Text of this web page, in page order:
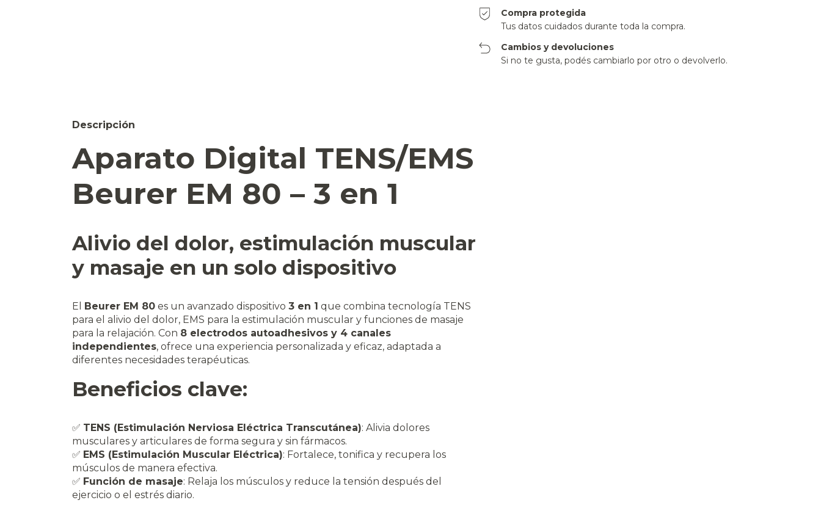
Compra protegida
Tus datos cuidados durante toda la compra.
Cambios y devoluciones
Si no te gusta, podés cambiarlo por otro o devolverlo.
Descripción
Aparato Digital TENS/EMS
Beurer EM 80 – 3 en 1
Alivio del dolor, estimulación muscular
y masaje en un solo dispositivo
El Beurer EM 80 es un avanzado dispositivo 3 en 1 que combina tecnología TENS
para el alivio del dolor, EMS para la estimulación muscular y funciones de masaje
para la relajación. Con 8 electrodos autoadhesivos y 4 canales
independientes, ofrece una experiencia personalizada y eficaz, adaptada a
diferentes necesidades terapéuticas.
Beneficios clave:
✅ TENS (Estimulación Nerviosa Eléctrica Transcutánea): Alivia dolores
musculares y articulares de forma segura y sin fármacos.
✅ EMS (Estimulación Muscular Eléctrica): Fortalece, tonifica y recupera los
músculos de manera efectiva.
✅ Función de masaje: Relaja los músculos y reduce la tensión después del
ejercicio o el estrés diario.